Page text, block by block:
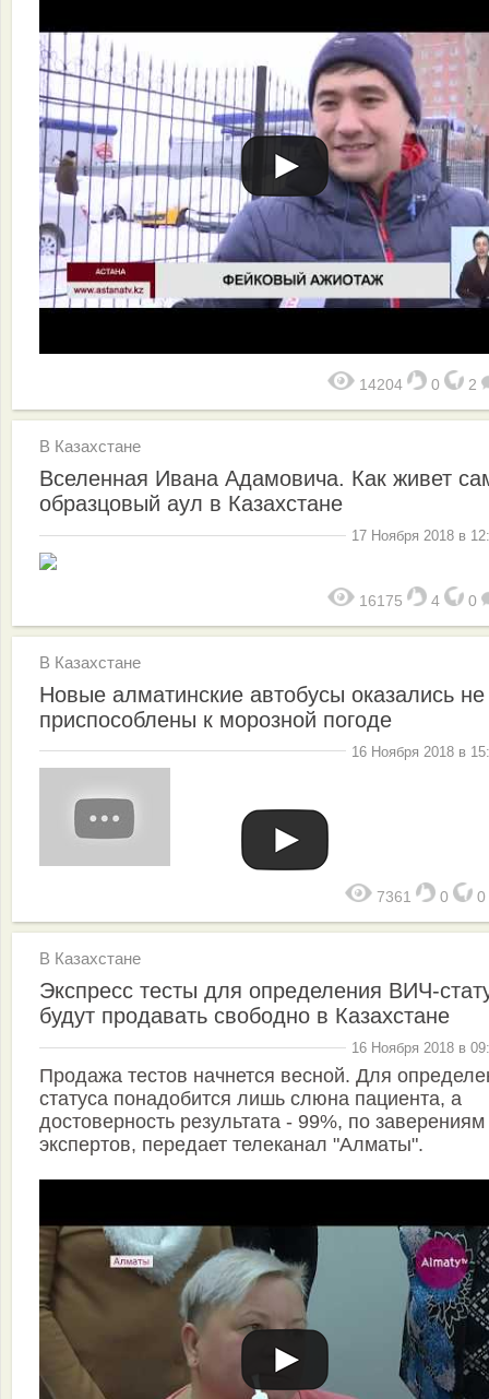
14204 0 2
В Казахстане
Вселенная Ивана Адамовича. Как живет
образцовый аул в Казахстане
17 Ноября 2018 в
16175 4 0
В Казахстане
Новые алматинские автобусы оказались не
приспособлены к морозной погоде
16 Ноября 2018 в
7361 0 0
В Казахстане
Экспресс тесты для определения ВИЧ-
будут продавать свободно в Казахстане
16 Ноября 2018 в
Продажа тестов начнется весной. Для
статуса понадобится лишь слюна пациента, а
достоверность результата - 99%, по заверениям
экспертов, передает телеканал "Алматы".